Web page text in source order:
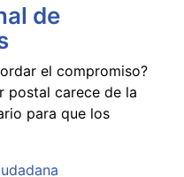
de
el compromiso?
postal carece de la
para que los